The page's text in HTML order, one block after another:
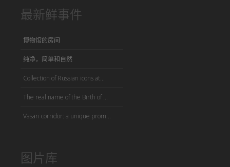
最新鲜事件
博物馆的房间
纯净，简单和自然
Collection of Russian icons at...
The real name of the Birth of ...
Vasari corridor: a unique prom...
图片库